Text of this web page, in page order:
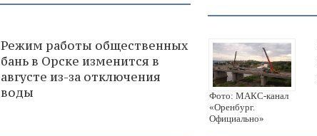
Режим работы общественных
бань в Орске изменится в
августе из-за отключения
воды
Фото: МАКС-канал
«Оренбург.
Официально»